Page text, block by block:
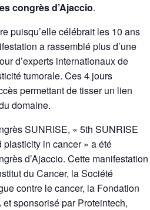
congrès d’Ajaccio.
puisqu’elle célébrait les 10 ans
a rassemblé plus d’une
d’experts internationaux de
tumorale. Ces 4 jours
permettant de tisser un lien
domaine.
SUNRISE, « 5th SUNRISE
in cancer » a été
d’Ajaccio. Cette manifestation
du Cancer, la Société
contre le cancer, la Fondation
sponsorisé par Proteintech,